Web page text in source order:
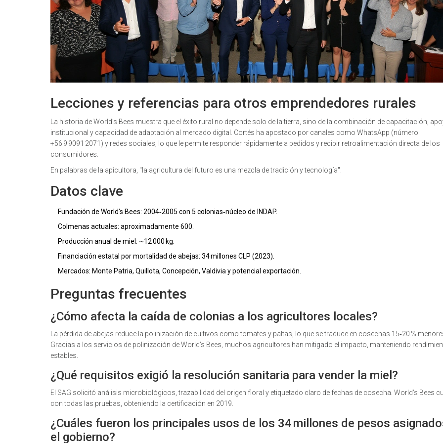
Lecciones y referencias para otros emprendedores rurales
La historia de World’s Bees muestra que el éxito rural no depende solo de la tierra, sino de la combinación de capacitación,
institucional y capacidad de adaptación al mercado digital. Cortés ha apostado por canales como WhatsApp (número
+56 9 9091 2071) y redes sociales, lo que le permite responder rápidamente a pedidos y recibir retroalimentación directa de los
consumidores.
En palabras de la apicultora, "la agricultura del futuro es una mezcla de tradición y tecnología".
Datos clave
Fundación de World’s Bees: 2004‑2005 con 5 colonias‑núcleo de INDAP.
Colmenas actuales: aproximadamente 600.
Producción anual de miel: ~12 000 kg.
Financiación estatal por mortalidad de abejas: 34 millones CLP (2023).
Mercados: Monte Patria, Quillota, Concepción, Valdivia y potencial exportación.
Preguntas frecuentes
¿Cómo afecta la caída de colonias a los agricultores locales?
La pérdida de abejas reduce la polinización de cultivos como tomates y paltas, lo que se traduce en cosechas 15‑20 %
Gracias a los servicios de polinización de World’s Bees, muchos agricultores han mitigado el impacto, manteniendo
estables.
¿Qué requisitos exigió la resolución sanitaria para vender la miel?
El SAG solicitó análisis microbiológicos, trazabilidad del origen floral y etiquetado claro de fechas de cosecha. World’s Bees
con todas las pruebas, obteniendo la certificación en 2019.
¿Cuáles fueron los principales usos de los 34 millones de pesos
el gobierno?